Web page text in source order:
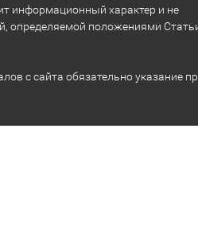
информационный характер и не
определяемой положениями
с сайта обязательно указание